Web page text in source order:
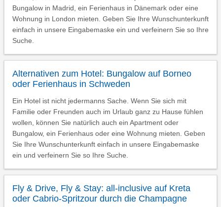
Bungalow in Madrid, ein Ferienhaus in Dänemark oder eine
Wohnung in London mieten. Geben Sie Ihre Wunschunterkunft
einfach in unsere Eingabemaske ein und verfeinern Sie so Ihre
Suche.
Alternativen zum Hotel: Bungalow auf Borneo
oder Ferienhaus in Schweden
Ein Hotel ist nicht jedermanns Sache. Wenn Sie sich mit
Familie oder Freunden auch im Urlaub ganz zu Hause fühlen
wollen, können Sie natürlich auch ein Apartment oder
Bungalow, ein Ferienhaus oder eine Wohnung mieten. Geben
Sie Ihre Wunschunterkunft einfach in unsere Eingabemaske
ein und verfeinern Sie so Ihre Suche.
Fly & Drive, Fly & Stay: all-inclusive auf Kreta
oder Cabrio-Spritzour durch die Champagne